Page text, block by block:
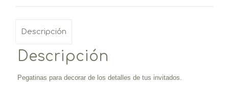
Descripción
Descripción
Pegatinas para decorar de los detalles de tus invitados.